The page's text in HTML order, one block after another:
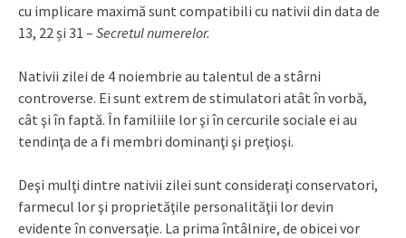
cu implicare maximă sunt compatibili cu nativii din data de
13, 22 și 31 – Secretul numerelor.
Nativii zilei de 4 noiembrie au talentul de a stârni
controverse. Ei sunt extrem de stimulatori atât în vorbă,
cât şi în faptă. În familiile lor şi în cercurile sociale ei au
tendinţa de a fi membri dominanţi şi preţioşi.
Deşi mulţi dintre nativii zilei sunt consideraţi conservatori,
farmecul lor şi proprietăţile personalităţii lor devin
evidente în conversaţie. La prima întâlnire, de obicei vor